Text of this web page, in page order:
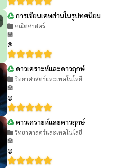
การเขียนเศษส่วนในรูปทศนิยม
คณิตศาสตร์
🏫
@
ดาวเคราะห์และดาวฤกษ์
วิทยาศาสตร์และเทคโนโลยี
🏫
@
ดาวเคราะห์และดาวฤกษ์
วิทยาศาสตร์และเทคโนโลยี
🏫
@